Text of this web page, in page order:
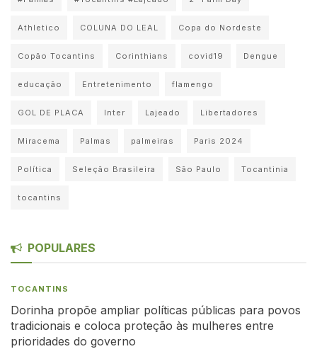
Athletico COLUNA DO LEAL Copa do Nordeste
Copão Tocantins Corinthians covid19 Dengue
educação Entretenimento flamengo
GOL DE PLACA Inter Lajeado Libertadores
Miracema Palmas palmeiras Paris 2024
Política Seleção Brasileira São Paulo Tocantinia
tocantins
POPULARES
TOCANTINS
Dorinha propõe ampliar políticas públicas para povos
tradicionais e coloca proteção às mulheres entre
prioridades do governo